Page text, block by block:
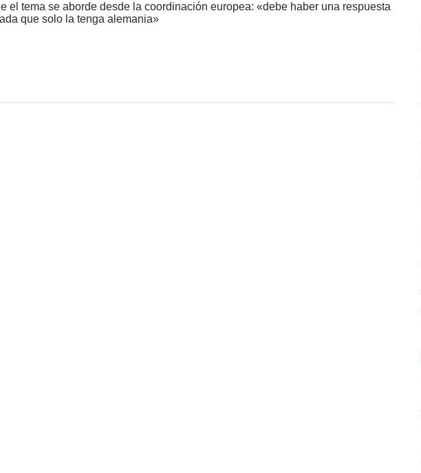
el tema se aborde desde la coordinación europea: «debe haber una respuesta
que solo la tenga alemania»